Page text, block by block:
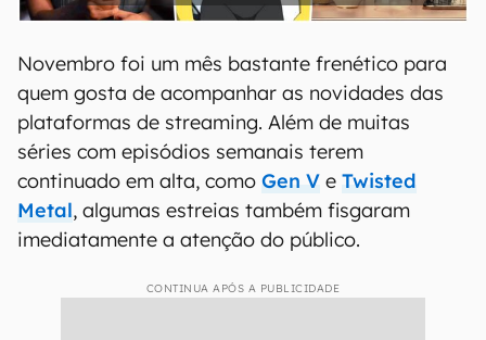
Novembro foi um mês bastante frenético para
quem gosta de acompanhar as novidades das
plataformas de streaming. Além de muitas
séries com episódios semanais terem
continuado em alta, como Gen V e Twisted
Metal, algumas estreias também fisgaram
imediatamente a atenção do público.
CONTINUA APÓS A PUBLICIDADE